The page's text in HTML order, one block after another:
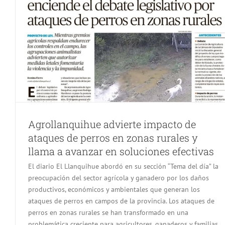
Agrollanquihue advierte impacto de
ataques de perros en zonas rurales y
llama a avanzar en soluciones efectivas
El diario El Llanquihue abordó en su sección “Tema del día” la
preocupación del sector agrícola y ganadero por los daños
productivos, económicos y ambientales que generan los
ataques de perros en campos de la provincia. Los ataques de
perros en zonas rurales se han transformado en una